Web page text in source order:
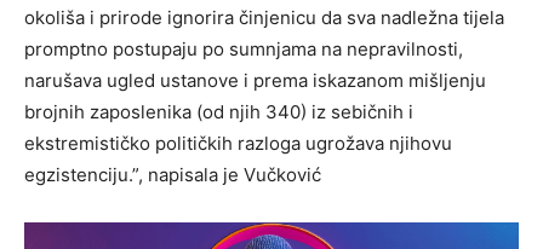
okoliša i prirode ignorira činjenicu da sva nadležna tijela
promptno postupaju po sumnjama na nepravilnosti,
narušava ugled ustanove i prema iskazanom mišljenju
brojnih zaposlenika (od njih 340) iz sebičnih i
ekstremističko političkih razloga ugrožava njihovu
egzistenciju.”, napisala je Vučković